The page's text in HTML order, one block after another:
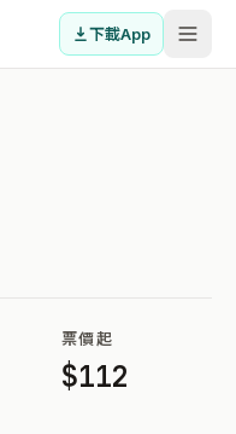
下載App
票價起
$112